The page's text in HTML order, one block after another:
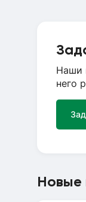
Наши
него
Новые